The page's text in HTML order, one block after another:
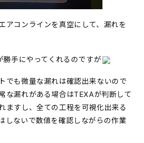
アコンラインを真空にして、漏れを
勝手にやってくれるのですが
でも微量な漏れは確認出来ないので
な漏れがある場合はTEXAが判断して
ますし、全ての工程を可視化出来る
しないで数値を確認しながらの作業